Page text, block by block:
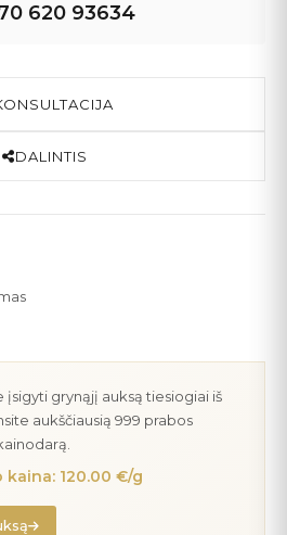
620 93634
DALINTIS
grynąjį auksą tiesiogiai iš
aukščiausią 999 prabos
kaina: 120.00 €/g